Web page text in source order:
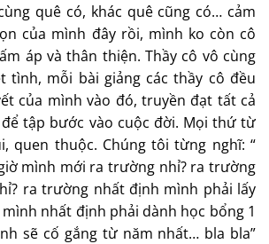
quê có, khác quê cũng có… cảm
của mình đây rồi, mình ko còn cô
áp và thân thiện. Thầy cô vô cùng
tình, mỗi bài giảng các thầy cô đều
của mình vào đó, truyền đạt tất cả
tập bước vào cuộc đời. Mọi thứ từ
quen thuộc. Chúng tôi từng nghĩ: “
mình mới ra trường nhỉ? ra trường
ra trường nhất định mình phải lấy
nhất định phải dành học bổng 1
sẽ cố gắng từ năm nhất… bla bla”